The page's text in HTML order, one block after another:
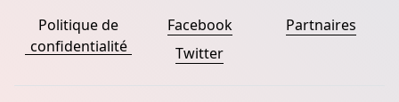
Politique de
confidentialité
Facebook
Twitter
Partnaires